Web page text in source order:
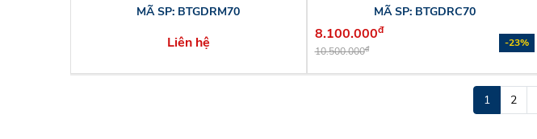
MÃ SP: BTGDRM70
Liên hệ
MÃ SP: BTGDRC70
8.100.000đ
10.500.000đ -23%
1 2